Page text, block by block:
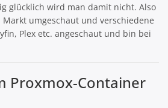
glücklich wird man damit nicht. Also
umgeschaut und verschiedene
Plex etc. angeschaut und bin bei
Proxmox-Container